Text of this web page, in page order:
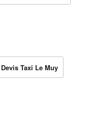
Devis Taxi Le Muy